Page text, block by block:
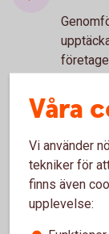
risker
Utbilda
ska
Våra
Vi använder
tekniker för
finns även
upplevelse: